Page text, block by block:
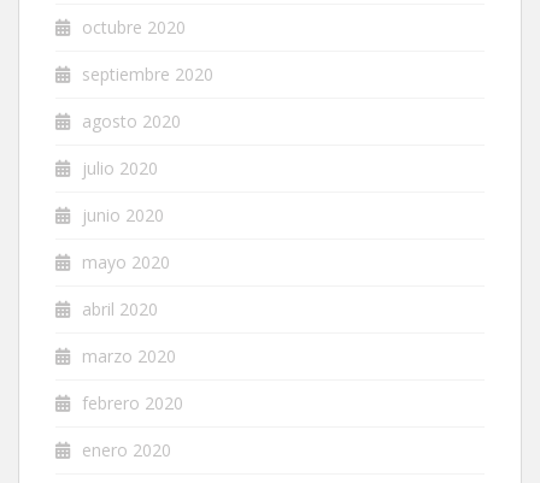
octubre 2020
septiembre 2020
agosto 2020
julio 2020
junio 2020
mayo 2020
abril 2020
marzo 2020
febrero 2020
enero 2020